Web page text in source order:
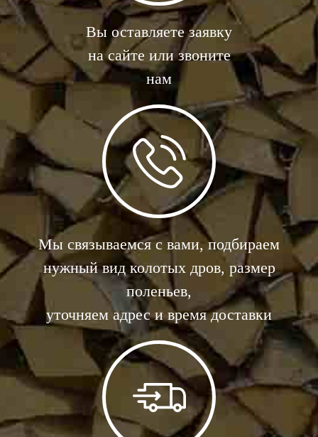
Вы оставляете заявку
на сайте или звоните
нам
Мы связываемся с вами, подбираем
нужный вид колотых дров, размер
поленьев,
уточняем адрес и время доставки